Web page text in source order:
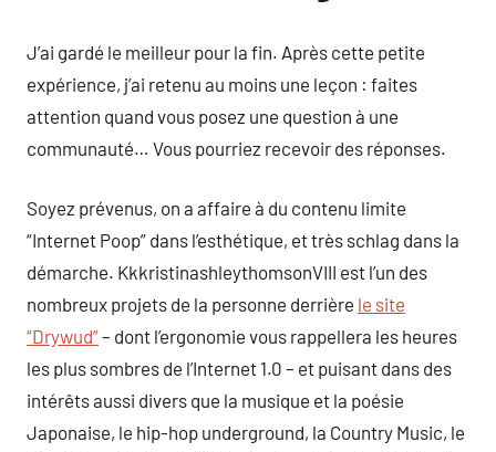
J’ai gardé le meilleur pour la fin. Après cette petite
expérience, j’ai retenu au moins une leçon : faites
attention quand vous posez une question à une
communauté… Vous pourriez recevoir des réponses.
Soyez prévenus, on a affaire à du contenu limite
“Internet Poop” dans l’esthétique, et très schlag dans la
démarche. KkkristinashleythomsonVIII est l’un des
nombreux projets de la personne derrière le site
“Drywud”– dont l’ergonomie vous rappellera les heures
les plus sombres de l’Internet 1.0 – et puisant dans des
intérêts aussi divers que la musique et la poésie
Japonaise, le hip-hop underground, la Country Music, le